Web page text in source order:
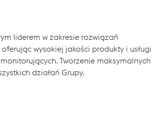
liderem w zakresie rozwiązań
wysokiej jakości produkty i usługi
Tworzenie maksymalnych
działań Grupy.